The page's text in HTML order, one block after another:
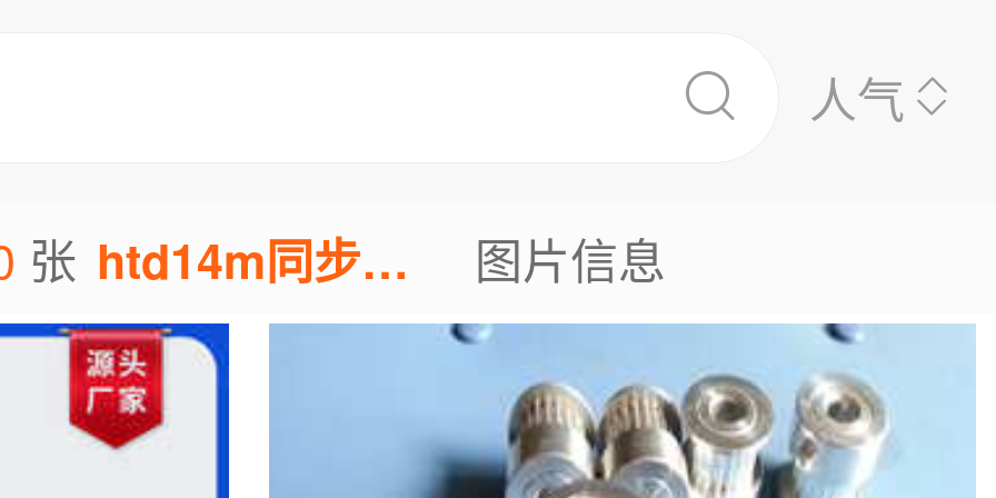
人气
张 htd14m同步带轮图片 图片信息